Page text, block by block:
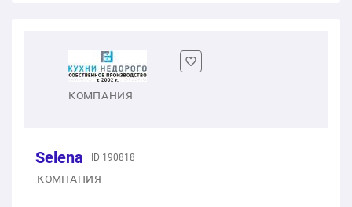
533750 ₽
Столешница из искусственного камня
Сборка кухонного гарнитура, доставка
КОМПАНИЯ
Selena
ID 190818
КОМПАНИЯ